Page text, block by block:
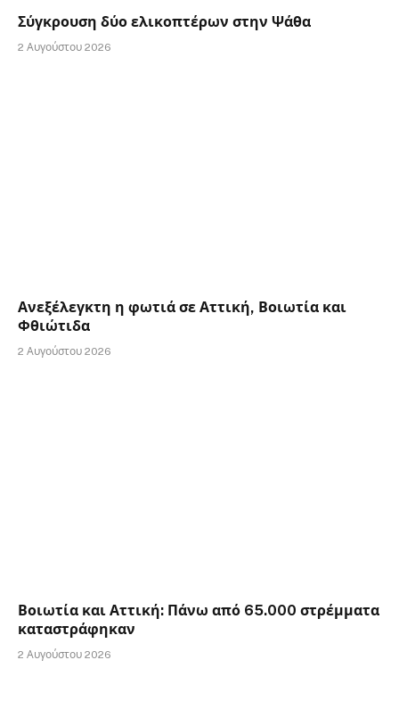
Σύγκρουση δύο ελικοπτέρων στην Ψάθα
2 Αυγούστου 2026
Ανεξέλεγκτη η φωτιά σε Αττική, Βοιωτία και
Φθιώτιδα
2 Αυγούστου 2026
Βοιωτία και Αττική: Πάνω από 65.000 στρέμματα
καταστράφηκαν
2 Αυγούστου 2026